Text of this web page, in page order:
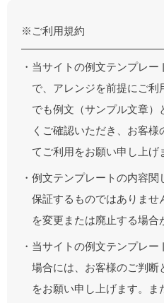
※ご利用規約
・当サイトの例文テンプレ
で、アレンジを前提にご利
でも例文（サンプル文章）
くご確認いただき、お客
てご利用をお願い申し上げ
・例文テンプレートの内容
保証するものではありませ
を変更または廃止する場合
・当サイトの例文テンプレ
場合には、お客様のご判断
をお願い申し上げます。